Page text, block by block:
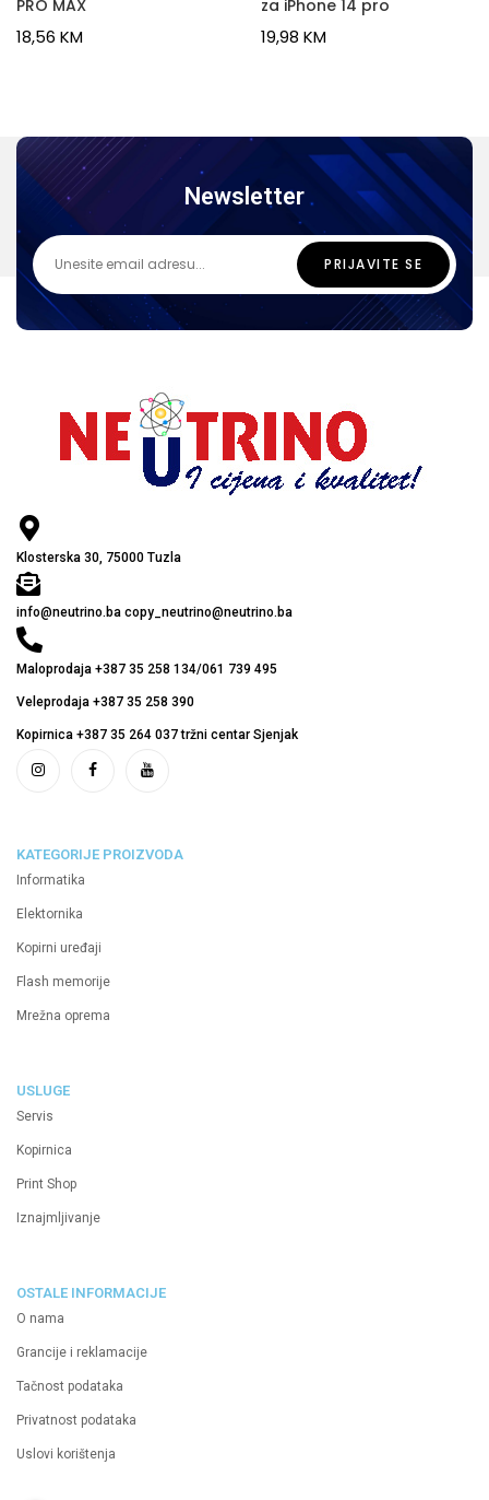
PRO MAX
18,56 KM
za iPhone 14 pro
19,98 KM
Newsletter
Klosterska 30, 75000 Tuzla
info@neutrino.ba copy_neutrino@neutrino.ba
Maloprodaja +387 35 258 134/061 739 495
Veleprodaja +387 35 258 390
Kopirnica +387 35 264 037 tržni centar Sjenjak
KATEGORIJE PROIZVODA
Informatika
Elektornika
Kopirni uređaji
Flash memorije
Mrežna oprema
USLUGE
Servis
Kopirnica
Print Shop
Iznajmljivanje
OSTALE INFORMACIJE
O nama
Grancije i reklamacije
Tačnost podataka
Privatnost podataka
Uslovi korištenja